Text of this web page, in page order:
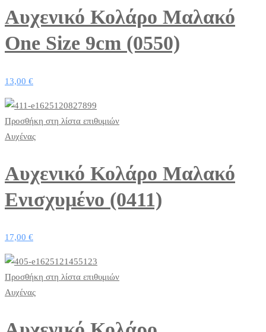
Αυχενικό Κολάρο Μαλακό
One Size 9cm (0550)
13,00 €
Προσθήκη στη λίστα επιθυμιών
Αυχένας
Αυχενικό Κολάρο Μαλακό
Ενισχυμένο (0411)
17,00 €
Προσθήκη στη λίστα επιθυμιών
Αυχένας